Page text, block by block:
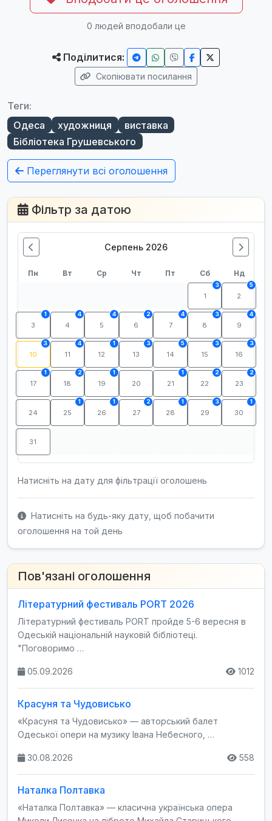
0 людей вподобали це
Поділитися:
Скопіювати посилання
Теги:
Одеса
художниця
виставка
Бібліотека Грушевського
Переглянути всі оголошення
Фільтр за датою
Серпень 2026
Пн Вт Ср Чт Пт Сб Нд
1
3
2
5
3
1
4
4
5
4
6
2
7
4
8
3
9
4
10
3
11
4
12
1
13
3
14
5
15
3
16
3
17
1
18
2
19
1
20 21
1
22
2
23
2
24 25
1
26
1
27
2
28
1
29
3
30
1
31
Натисніть на дату для фільтрації оголошень
Натисніть на будь-яку дату, щоб побачити
оголошення на той день
Пов'язані оголошення
Літературний фестиваль PORT 2026
Літературний фестиваль PORT пройде 5-6 вересня в
Одеській національній науковій бібліотеці.
"Поговоримо …
05.09.2026 1012
Красуня та Чудовисько
«Красуня та Чудовисько» — авторський балет
Одеської опери на музику Івана Небесного, …
30.08.2026 558
Наталка Полтавка
«Наталка Полтавка» — класична українська опера